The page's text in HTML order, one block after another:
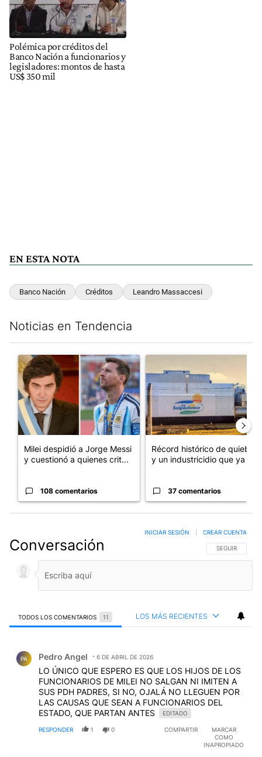
Polémica por créditos del
Banco Nación a funcionarios y
legisladores: montos de hasta
US$ 350 mil
EN ESTA NOTA
Banco Nación Créditos Leandro Massaccesi
Noticias en Tendencia
Un artículo de tendencia con el título "Milei despidió a Jorge
Milei despidió a Jorge Messi
y cuestionó a quienes crit...
108 comentarios
Récord histórico de quiebras
y un industricidio que ya ...
37 comentarios
Conversación SIGA ESTA
SEGUIR
INICIAR SESIÓN CREAR CUENTA
TODOS LOS COMENTARIOS 11 LOS MÁS RECIENTES
PA Pedro Angel 6 DE ABRIL DE 2026
LO ÚNICO QUE ESPERO ES QUE LOS HIJOS DE LOS
FUNCIONARIOS DE MILEI NO SALGAN NI IMITEN A
SUS PDH PADRES, SI NO, OJALÁ NO LLEGUEN POR
LAS CAUSAS QUE SEAN A FUNCIONARIOS DEL
ESTADO, QUE PARTAN ANTES
EDITADO
RESPONDER 1 0 COMPARTIR
MARCAR
COMO
INAPROPIADO